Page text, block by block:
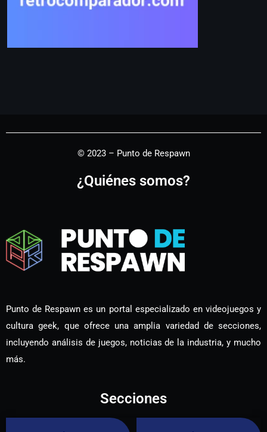
© 2023 – Punto de Respawn
¿Quiénes somos?
Punto de Respawn es un portal especializado en videojuegos y
cultura geek, que ofrece una amplia variedad de secciones,
incluyendo análisis de juegos, noticias de la industria, y mucho
más.
Secciones